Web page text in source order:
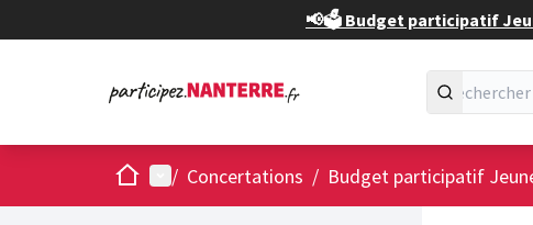
📢🗳️ Budget participatif
AccueilMenu principal
/ Concertations / Budget participatif